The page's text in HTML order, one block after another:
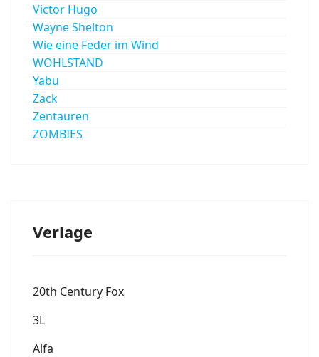
Victor Hugo
Wayne Shelton
Wie eine Feder im Wind
WOHLSTAND
Yabu
Zack
Zentauren
ZOMBIES
Verlage
20th Century Fox
3L
Alfa